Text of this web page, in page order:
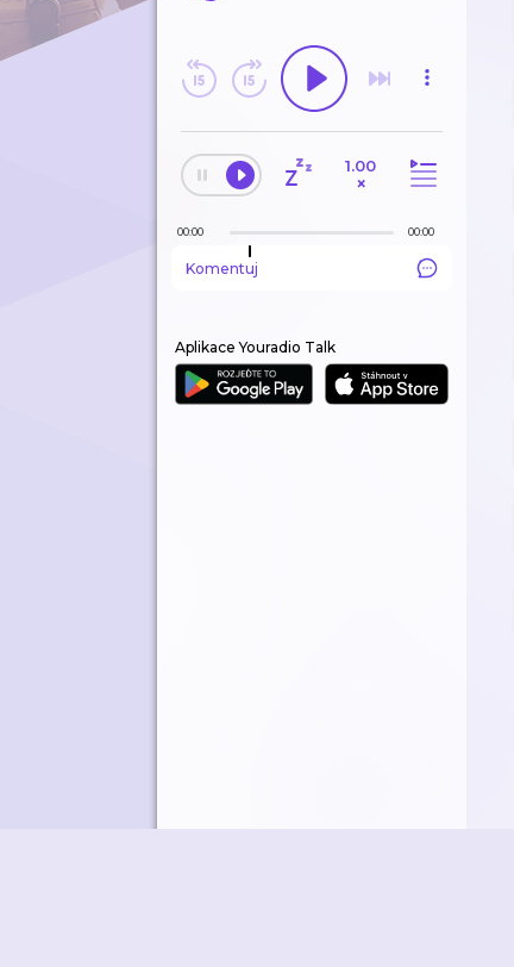
1.00
×
00:00 00:00
Komentuj
Aplikace Youradio Talk